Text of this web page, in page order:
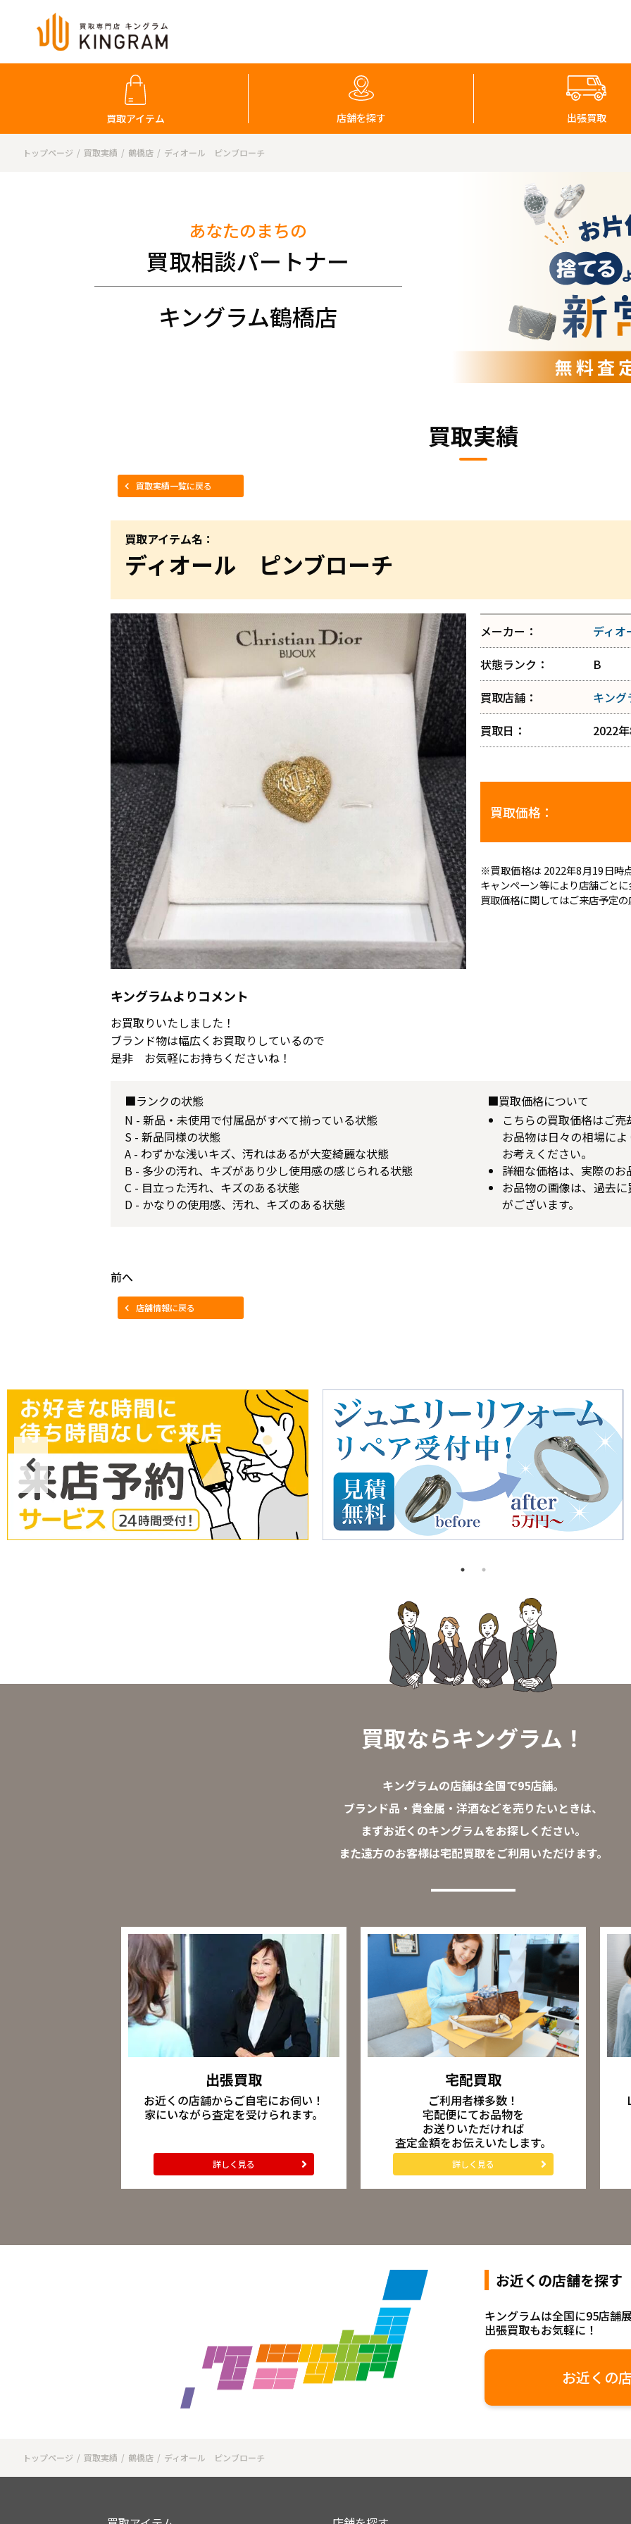
買取アイテム 店舗を探す 出張買取
トップページ 買取実績 鶴橋店 ディオール ピンブローチ
キングラム鶴橋店
あなたのまちの
買取相談パートナー
買取実績
買取実績一覧に戻る
買取アイテム名：
ディオール ピンブローチ
メーカー：
ディオ
状態ランク：
B
買取店舗：
キング
買取日：
2022
買取価格：
※買取価格は 2022年8月19日時
キャンペーン等により店舗ごと
買取価格に関してはご来店予定
キングラムよりコメント
お買取りいたしました！
ブランド物は幅広くお買取りしているので
是非 お気軽にお持ちくださいね！
■ランクの状態
N - 新品・未使用で付属品がすべて揃っている状態
S - 新品同様の状態
A - わずかな浅いキズ、汚れはあるが大変綺麗な状態
B - 多少の汚れ、キズがあり少し使用感の感じられる状態
C - 目立った汚れ、キズのある状態
D - かなりの使用感、汚れ、キズのある状態
■買取価格について
こちらの買取価格はご
お品物は日々の相場に
お考えください。
詳細な価格は、実際の
お品物の画像は、過去
がございます。
前へ
店舗情報に戻る
買取ならキングラム！
キングラムの店舗は全国で95店舗。
ブランド品・貴金属・洋酒などを売りたいときは、
まずお近くのキングラムをお探しください。
また遠方のお客様は宅配買取をご利用いただけます。
出張買取
お近くの店舗からご自宅にお伺い！
家にいながら査定を受けられます。
詳しく見る
宅配買取
ご利用者様多数！
宅配便にてお品物を
お送りいただければ
査定金額をお伝えいたします。
詳しく見る
お近くの店舗を探す
キングラムは全国に95店舗
出張買取もお気軽に！
お近くの
トップページ 買取実績 鶴橋店 ディオール ピンブローチ